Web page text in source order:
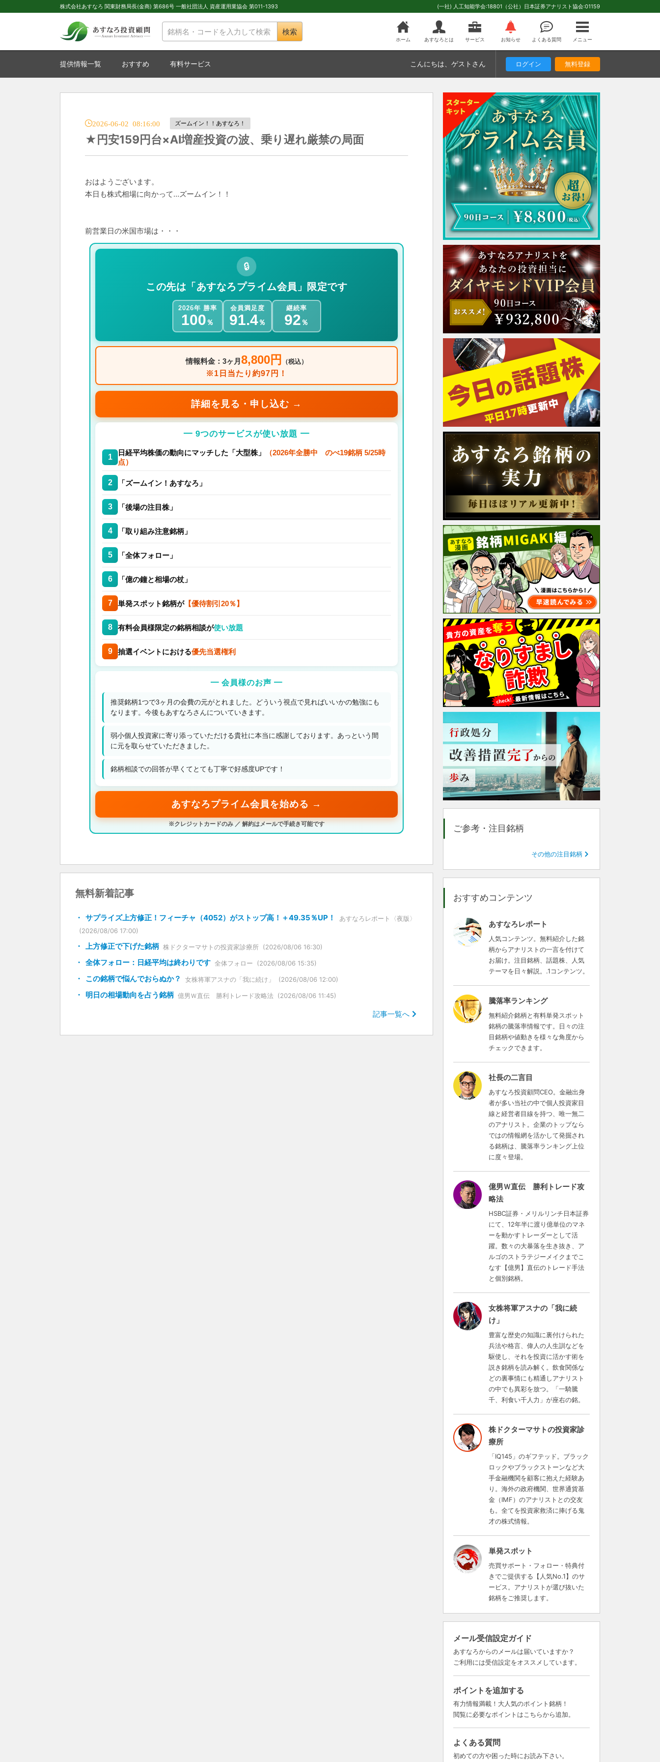
株式会社あすなろ 関東財務局長(金商) 第686号 一般社団法人 資産運用業協会 第011-1393 (一社) 人工知能学会:18801（公社）日本証券アナリスト協会:01159
検索
ホーム あすなろとは サービス お知らせ よくある質問 メニュー
提供情報一覧 おすすめ 有料サービス こんにちは 、ゲストさん ログイン 無料登録
2026-06-02 08:16:00 ズームイン！！あすなろ！
★円安159円台×AI増産投資の波、乗り遅れ厳禁の局面
おはようございます。
本日も株式相場に向かって…ズームイン！！
前営業日の米国市場は・・・
🔒
この先は「あすなろプライム会員」限定です
2026年 勝率
100 ％
会員満足度
91.4％
継続率
92 ％
情報料金：3ヶ月 8,800円 （税込）
※1日当たり約97円！
詳細を見る・申し込む →
━ 9つのサービスが使い放題 ━
1
日経平均株価の動向にマッチした「大型株」
（2026年全勝中 のべ19銘柄 5/25時
点）
2 「ズームイン！あすなろ」
3 「後場の注目株」
4 「取り組み注意銘柄」
5 「全体フォロー」
6 「億の鐘と相場の杖」
7 単発スポット銘柄が【優待割引20％】
8 有料会員様限定の銘柄相談が使い放題
9 抽選イベントにおける優先当選権利
━ 会員様のお声 ━
推奨銘柄1つで3ヶ月の会費の元がとれました。どういう視点で見ればいいかの勉強にも
なります。今後もあすなろさんについていきます。
弱小個人投資家に寄り添っていただける貴社に本当に感謝しております。あっという間
に元を取らせていただきました。
銘柄相談での回答が早くてとても丁寧で好感度UPです！
あすなろプライム会員を始める →
※クレジットカードのみ ／ 解約はメールで手続き可能です
無料新着記事
サプライズ上方修正！フィーチャ（4052）がストップ高！＋49.35％UP！
あすなろレポート〈夜版〉
(2026/08/06 17:00)
上方修正で下げた銘柄 株ドクターマサトの投資家診療所 (2026/08/06 16:30)
全体フォロー：日経平均は終わりです 全体フォロー (2026/08/06 15:35)
この銘柄で悩んでおらぬか？ 女株将軍アスナの「我に続け」 (2026/08/06 12:00)
明日の相場動向を占う銘柄 億男Ｗ直伝 勝利トレード攻略法 (2026/08/06 11:45)
記事一覧へ
ご参考・注目銘柄
その他の注目銘柄
おすすめコンテンツ
あすなろレポート
人気コンテンツ。無料紹介した銘
柄からアナリストの一言を付けて
お届け。注目銘柄、話題株、人気
テーマを日々解説。.1コンテンツ。
騰落率ランキング
無料紹介銘柄と有料単発スポット
銘柄の騰落率情報です。日々の注
目銘柄や値動きを様々な角度から
チェックできます。
社長の二言目
あすなろ投資顧問CEO。金融出身
者が多い当社の中で個人投資家目
線と経営者目線を持つ、唯一無二
のアナリスト。企業のトップなら
ではの情報網を活かして発掘され
る銘柄は、騰落率ランキング上位
に度々登場。
億男Ｗ直伝 勝利トレード攻
略法
HSBC証券・メリルリンチ日本証券
にて、12年半に渡り億単位のマネ
ーを動かすトレーダーとして活
躍。数々の大暴落を生き抜き、ア
ルゴのストラテジーメイクまでこ
なす【億男】直伝のトレード手法
と個別銘柄。
女株将軍アスナの「我に続
け」
豊富な歴史の知識に裏付けられた
兵法や格言、偉人の人生訓などを
駆使し、それを投資に活かす術を
説き銘柄を読み解く。飲食関係な
どの裏事情にも精通しアナリスト
の中でも異彩を放つ。「一騎騰
千、利食い千人力」が座右の銘。
株ドクターマサトの投資家診
療所
「IQ145」のギフテッド。ブラック
ロックやブラックストーンなど大
手金融機関を顧客に抱えた経験あ
り。海外の政府機関、世界通貨基
金（IMF）のアナリストとの交友
も。全てを投資家救済に捧げる鬼
才の株式情報。
単発スポット
売買サポート・フォロー・特典付
きでご提供する【人気No.1】のサ
ービス。アナリストが選び抜いた
銘柄をご推奨します。
メール受信設定ガイド
あすなろからのメールは届いていますか？
ご利用には受信設定をオススメしています。
ポイントを追加する
有力情報満載！大人気のポイント銘柄！
閲覧に必要なポイントはこちらから追加。
よくある質問
初めての方や困った時にお読み下さい。